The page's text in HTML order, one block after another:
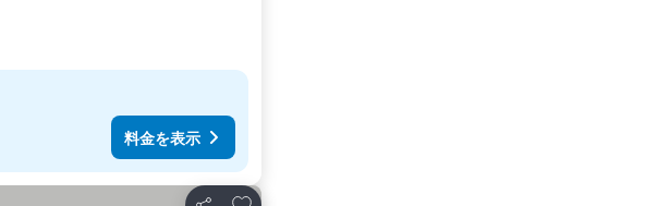
料金を表示
お気に入りに追加